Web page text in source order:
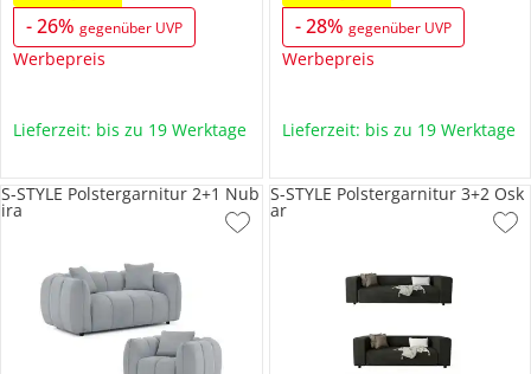
-26% gegenüber UVP
Werbepreis
Lieferzeit: bis zu 19 Werktage
-28% gegenüber UVP
Werbepreis
Lieferzeit: bis zu 19 Werktage
S-STYLE Polstergarnitur 2+1 Nub
ira
S-STYLE Polstergarnitur 3+2 Osk
ar